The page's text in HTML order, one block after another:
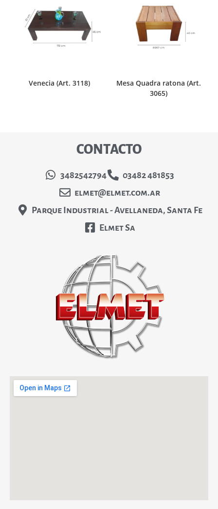
Venecia (Art. 3118)
Mesa Quadra ratona (Art.
3065)
CONTACTO
3482542794
03482 481853
elmet@elmet.com.ar
Parque Industrial - Avellaneda, Santa Fe
Elmet Sa